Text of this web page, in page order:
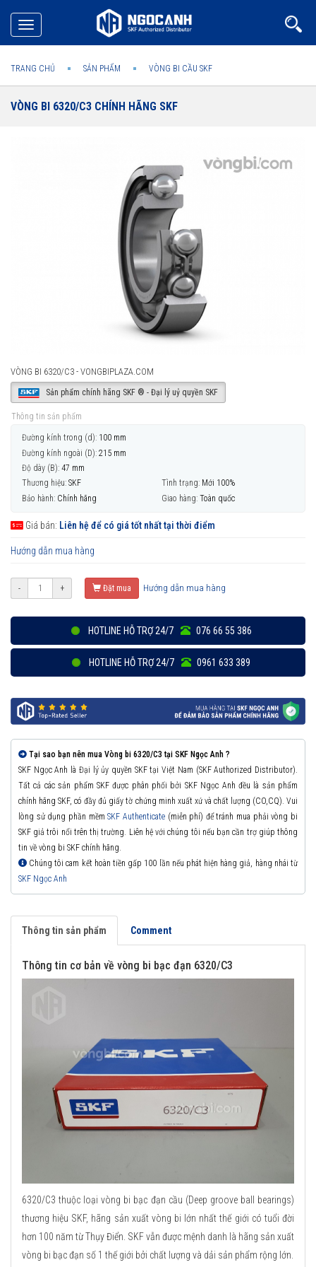
Toggle
navigation
TRANG CHỦ SẢN PHẨM VÒNG BI CẦU SKF
VÒNG BI 6320/C3 CHÍNH HÃNG SKF
VÒNG BI 6320/C3 - VONGBIPLAZA.COM
Sản phẩm chính hãng SKF ® - Đại lý uỷ quyền SKF
Thông tin sản phẩm
Đường kính trong (d): 100 mm
Đường kính ngoài (D): 215 mm
Độ dày (B): 47 mm
Thương hiệu: SKF Tình trạng: Mới 100%
Bảo hành: Chính hãng Giao hàng: Toàn quốc
Giá bán: Liên hệ để có giá tốt nhất tại thời điểm
Hướng dẫn mua hàng
- + Đặt mua Hướng dẫn mua hàng
HOTLINE HỖ TRỢ 24/7 076 66 55 386
HOTLINE HỖ TRỢ 24/7 0961 633 389
Tại sao bạn nên mua Vòng bi 6320/C3 tại SKF Ngọc Anh ?
SKF Ngọc Anh là Đại lý ủy quyền SKF tại Việt Nam (SKF Authorized Distributor).
Tất cả các sản phẩm SKF được phân phối bởi SKF Ngọc Anh đều là sản phẩm
chính hãng SKF, có đầy đủ giấy tờ chứng minh xuất xứ và chất lượng (CO,CQ). Vui
lòng sử dụng phần mềmSKF Authenticate(miễn phí) để tránh mua phải vòng bi
SKF giả trôi nổi trên thị trường. Liên hệ với chúng tôi nếu bạn cần trợ giúp thông
tin về vòng bi SKF chính hãng.
Chúng tôi cam kết hoàn tiền gấp 100 lần nếu phát hiện hàng giả, hàng nhái từ
SKF Ngọc Anh
Thông tin sản phẩm Comment
Thông tin cơ bản về vòng bi bạc đạn 6320/C3
6320/C3 thuộc loại vòng bi bạc đạn cầu (Deep groove ball bearings)
thương hiệu SKF, hãng sản xuất vòng bi lớn nhất thế giới có tuổi đời
hơn 100 năm từ Thụy Điển. SKF vẫn được mệnh danh là hãng sản xuất
vòng bi bạc đạn số 1 thế giới bởi chất lượng và dải sản phẩm rộng lớn.